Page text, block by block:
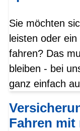
Sie möchten
leisten oder
fahren? Das
bleiben - bei
ganz einfach
Fahren mit